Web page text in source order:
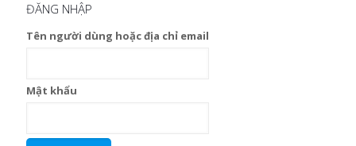
ĐĂNG NHẬP
Tên người dùng hoặc địa chỉ email
Mật khẩu